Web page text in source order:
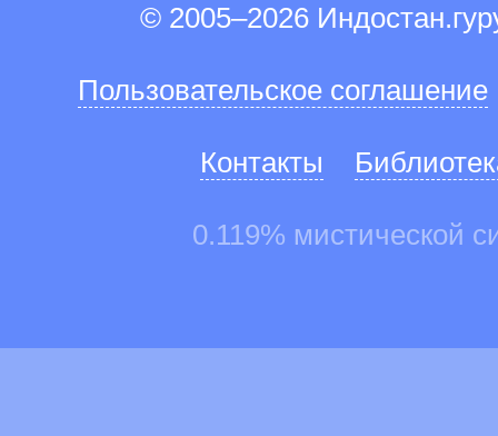
© 2005–2026
Пользовательское соглашение
Контакты
0.119% мистической